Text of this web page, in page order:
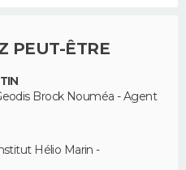
PEUT-ÊTRE
Brock Nouméa - Agent
Hélio Marin -